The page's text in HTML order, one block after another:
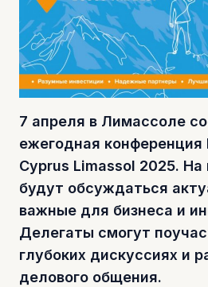
7 апреля в Лимассоле
ежегодная конференция
Cyprus Limassol 2025.
будут обсуждаться
важные для бизнеса и
Делегаты смогут
глубоких дискуссиях и
делового общения.